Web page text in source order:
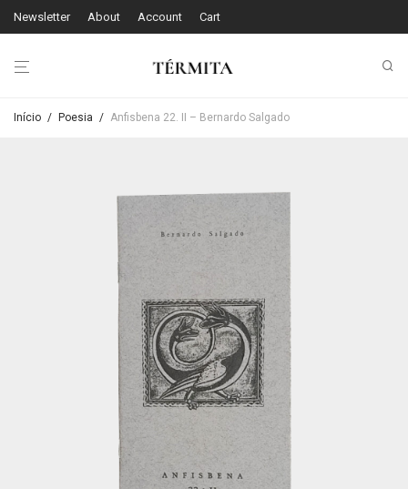
Newsletter About Account Cart
Início / Poesia / Anfisbena 22. II – Bernardo Salgado